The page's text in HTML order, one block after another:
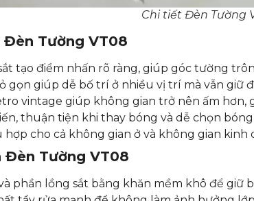
Chi tiết Đèn Tường
Đèn Tường VT08
tạo điểm nhấn rõ ràng, giúp góc tường
gọn giúp dễ bố trí ở nhiều vị trí mà vẫn giữ
vintage giúp không gian trở nên ấm hơn,
thuận tiện khi thay bóng và dễ chọn
hợp cho cả không gian ở và không gian
Đèn Tường VT08
phần lồng sắt bằng khăn mềm khô để giữ